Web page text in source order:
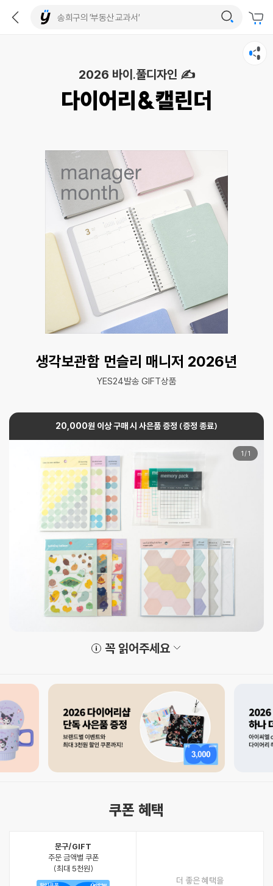
2026 바이.풀디자인 ✍️
다이어리&캘린더
생각보관함 먼슬리 매니저 2026년
YES24발송 GIFT상품
20,000원 이상 구매 시 사은품 증정 (증정 종료)
1 /1
꼭 읽어주세요
쿠폰 혜택
문구/GIFT
주문 금액별 쿠폰
(최대 5천원)
더 좋은 혜택을